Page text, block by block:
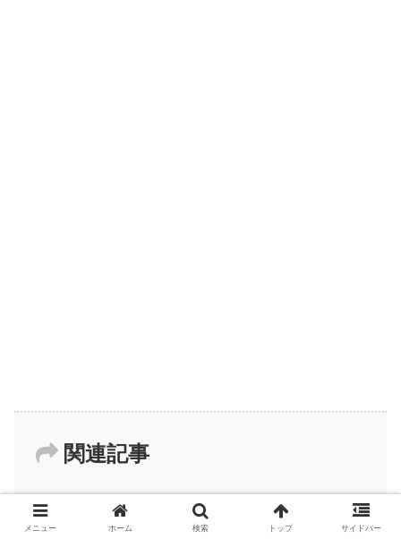
関連記事
福袋情報
モスバーガー×星のカービィのラッ
メニュー ホーム 検索 トップ サイドバー